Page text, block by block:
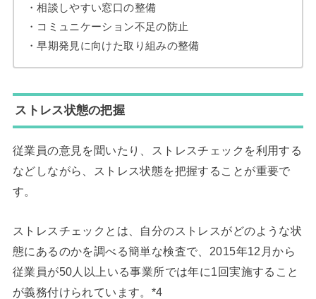
・相談しやすい窓口の整備
・コミュニケーション不足の防止
・早期発見に向けた取り組みの整備
ストレス状態の把握
従業員の意見を聞いたり、ストレスチェックを利用する
などしながら、ストレス状態を把握することが重要で
す。
ストレスチェックとは、自分のストレスがどのような状
態にあるのかを調べる簡単な検査で、2015年12月から
従業員が50人以上いる事業所では年に1回実施すること
が義務付けられています。*4